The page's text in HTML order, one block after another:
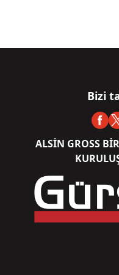
Bizi
ALSİN GROSS